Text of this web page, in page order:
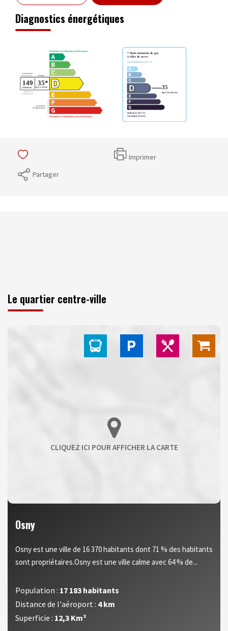
Diagnostics énergétiques
Imprimer
Partager
Le quartier centre-ville
Osny
Osny est une ville de 16 370 habitants dont 71 % des habitants
sont propriétaires.Osny est une ville calme avec 64 % de...
Population : 17 183 habitants
Distance de l'aéroport : 4 km
Superficie : 12,3 Km²